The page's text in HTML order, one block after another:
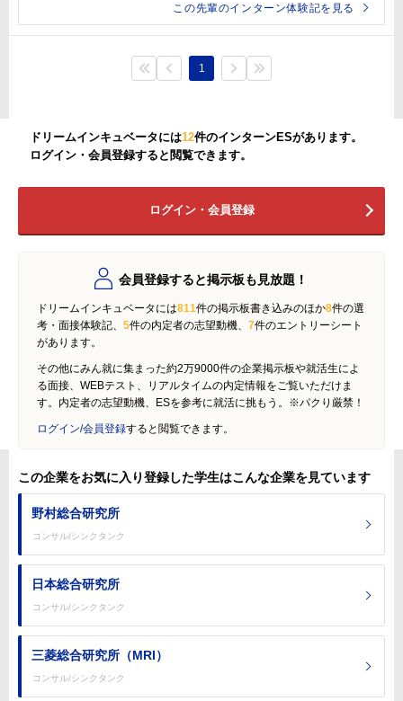
この先輩のインターン体験記を見る
1
ドリームインキュベータには12件のインターンESがあります。
ログイン・会員登録すると閲覧できます。
ログイン・会員登録
会員登録すると掲示板も見放題！
ドリームインキュベータには811件の掲示板書き込みのほか8件の選
考・面接体験記、 5件の内定者の志望動機、 7件のエントリーシート
があります。
その他にみん就に集まった約2万9000件の企業掲示板や就活生によ
る面接、WEBテスト、リアルタイムの内定情報をご覧いただけま
す。内定者の志望動機、ESを参考に就活に挑もう。※パクり厳禁！
ログイン/会員登録すると閲覧できます。
この企業をお気に入り登録した学生はこんな企業を見ています
野村総合研究所
コンサル/シンクタンク
日本総合研究所
コンサル/シンクタンク
三菱総合研究所（MRI）
コンサル/シンクタンク